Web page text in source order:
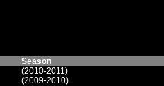
Season
(2010-2011)
(2009-2010)